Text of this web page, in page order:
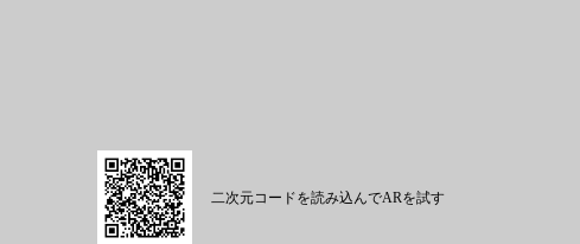
ARで見る
二次元コードを読み込んでARを試す